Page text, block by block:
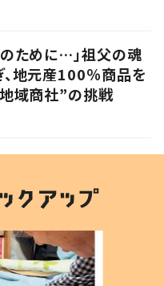
のために…」祖父の魂
、地元産100％商品を
域商社”の挑戦